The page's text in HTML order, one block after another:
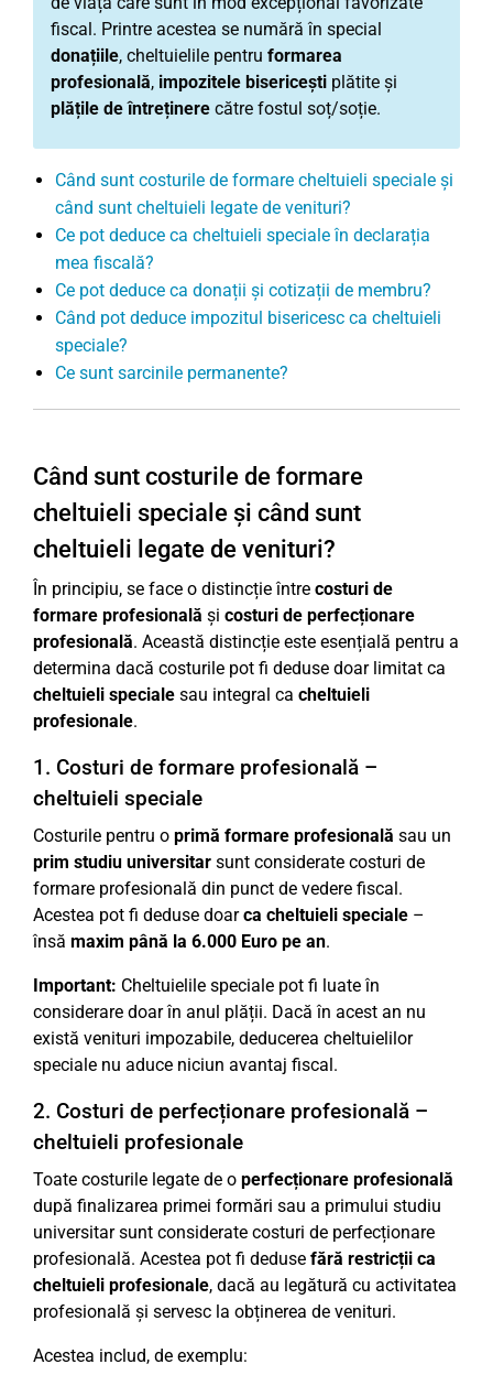
fiscal. Printre acestea se numără în special
donațiile, cheltuielile pentru formarea
profesională, impozitele bisericești plătite și
plățile de întreținere către fostul soț/soție.
Când sunt costurile de formare cheltuieli speciale și
când sunt cheltuieli legate de venituri?
Ce pot deduce ca cheltuieli speciale în declarația
mea fiscală?
Ce pot deduce ca donații și cotizații de membru?
Când pot deduce impozitul bisericesc ca cheltuieli
speciale?
Ce sunt sarcinile permanente?
Când sunt costurile de formare
cheltuieli speciale și când sunt
cheltuieli legate de venituri?
În principiu, se face o distincție între costuri de
formare profesională și costuri de perfecționare
profesională. Această distincție este esențială pentru a
determina dacă costurile pot fi deduse doar limitat ca
cheltuieli speciale sau integral ca cheltuieli
profesionale.
1. Costuri de formare profesională –
cheltuieli speciale
Costurile pentru o primă formare profesională sau un
prim studiu universitar sunt considerate costuri de
formare profesională din punct de vedere fiscal.
Acestea pot fi deduse doarca cheltuieli speciale –
însă maxim până la 6.000 Euro pe an.
Important: Cheltuielile speciale pot fi luate în
considerare doar în anul plății. Dacă în acest an nu
există venituri impozabile, deducerea cheltuielilor
speciale nu aduce niciun avantaj fiscal.
2. Costuri de perfecționare profesională –
cheltuieli profesionale
Toate costurile legate de o perfecționare profesională
după finalizarea primei formări sau a primului studiu
universitar sunt considerate costuri de perfecționare
profesională. Acestea pot fi deduse fără restricții ca
cheltuieli profesionale, dacă au legătură cu activitatea
profesională și servesc la obținerea de venituri.
Acestea includ, de exemplu: